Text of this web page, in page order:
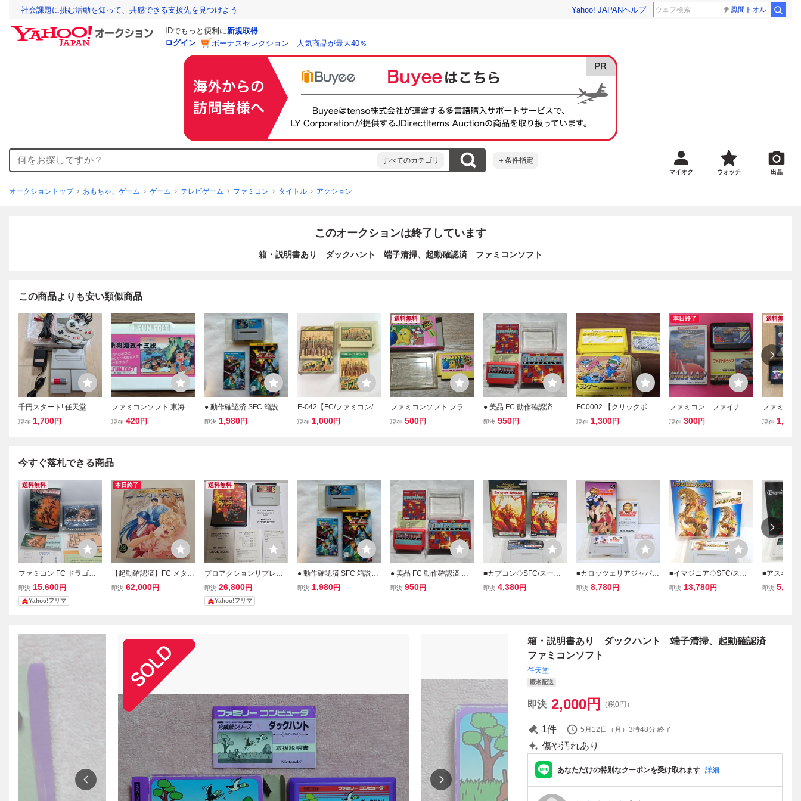
社会課題に挑む活動を知って、共感できる支援先を見つけよう Yahoo! JAPANヘルプ 風間トオル
IDでもっと便利に新規取得
ログイン
ボーナスセレクション 人気商品が最大40％
すべてのカテゴリ ＋条件指定
マイオク ウォッチ 出品
オークショントップ おもちゃ、ゲーム ゲーム テレビゲーム ファミコン タイトル アクション
このオークションは終了しています
箱・説明書あり ダックハント 端子清掃、起動確認済 ファミコンソフト
この商品よりも安い類似商品
千円スタート! 任天堂 ニ
ンテンドー ファミリーコ
書付!完品!
現在 1,700円
ファミコンソフト 東海道
五拾三次 箱、説明書無し
り引き応談
現在 420円
● 動作確認済 SFC 箱説付
き スーパーファミコンソ
即決 1,980円
E-042【FC/ファミコン/動
作確認済】「ファミコン
現在 1,000円
送料無料
ファミコンソフト フラッ
ピー FLAPPY 箱付き・説
現在 500円
● 美品 FC 動作確認済 テ
トリスフラッシュ 箱説付
即決 950円
FC0002 【クリックポス
ト 端子部清掃済】ロード
現在 1,300円
本日終了
ファミコン ファイナル
ラップ 箱 説明書付属
現在 300円
送料無料
ファミコン
説 FC
現在 1,800
今すぐ落札できる商品
送料無料
ファミコン FC ドラゴン
ウォーズ 箱説明書付 地図
ハガキ ケムコ 起動確認
端子清掃済
即決 15,600円
Yahoo!フリマ
本日終了
【起動確認済】FC メタル
スレイダーグローリー 箱
即決 62,000円
送料無料
プロアクションリプレイ
MK2 スーパーファミコ
ン用周辺ソフト 箱 説
明書付き 起動確認 簡
即決 26,800円
Yahoo!フリマ
● 動作確認済 SFC 箱説付
き スーパーファミコンソ
即決 1,980円
● 美品 FC 動作確認済 テ
トリスフラッシュ 箱説付
即決 950円
■カプコン◇SFC/スーパ
ーファミコンソフト☆ア
即決 4,380円
■カロッツェリアジャパン
◇SFC/スーパーファミコ
即決 8,780円
■イマジニア◇SFC/スー
パーファミコンソフト☆
即決 13,780円
■アスキー
ーファミ
即決 5,380
箱・説明書あり ダックハント 端子清掃、起動確認済
ファミコンソフト
任天堂
匿名配送
即決 2,000円 （税0円）
1件 5月12日（月）3時48分 終了
傷や汚れあり
あなただけの特別なクーポンを受け取れます 詳細